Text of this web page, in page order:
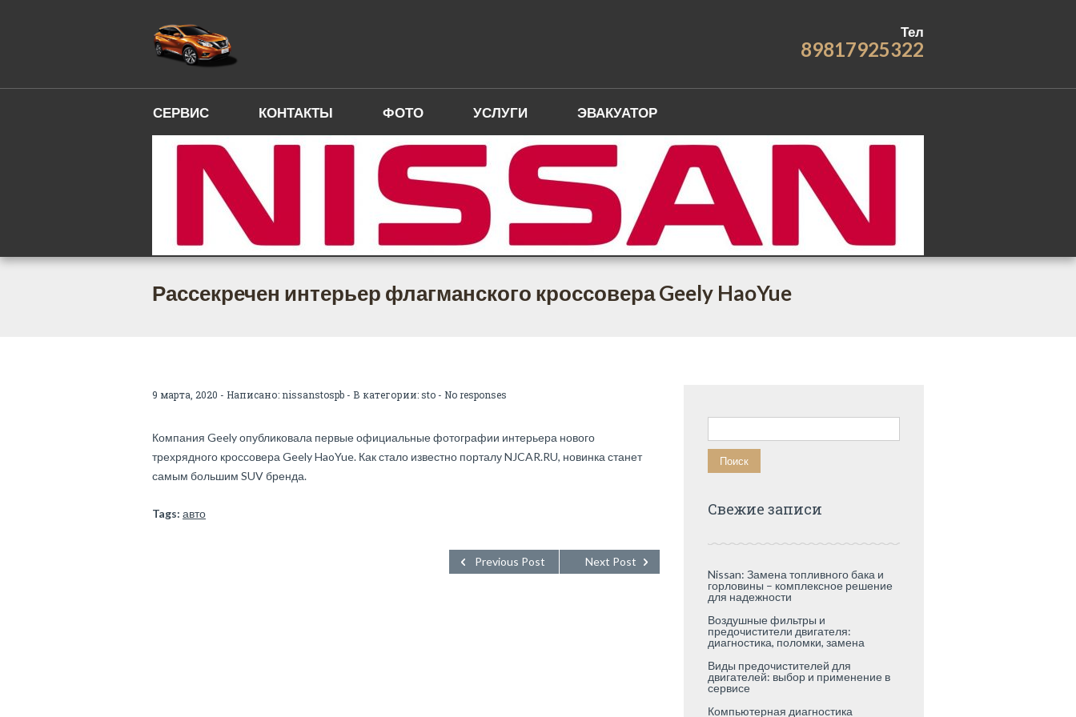
Тел
89817925322
СЕРВИС КОНТАКТЫ ФОТО УСЛУГИ ЭВАКУАТОР
Рассекречен интерьер флагманского кроссовера Geely HaoYue
9 марта, 2020 - Написано: nissanstospb - В категории:sto - No responses
Компания Geely опубликовала первые официальные фотографии интерьера нового
трехрядного кроссовера Geely HaoYue. Как стало известно порталу NJCAR.RU, новинка станет
самым большим SUV бренда.
Tags: авто
Next Post
Previous Post
Найти:
Свежие записи
Nissan: Замена топливного бака и
горловины – комплексное решение
для надежности
Воздушные фильтры и
предочистители двигателя:
диагностика, поломки, замена
Виды предочистителей для
двигателей: выбор и применение в
сервисе
Компьютерная диагностика